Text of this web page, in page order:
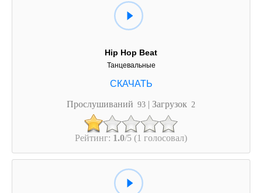
Hip Hop Beat
Танцевальные
Прослушиваний 93 | Загрузок 2
Рейтинг: 1.0/5 (1 голосовал)